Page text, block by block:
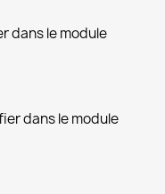
dans le module
dans le module